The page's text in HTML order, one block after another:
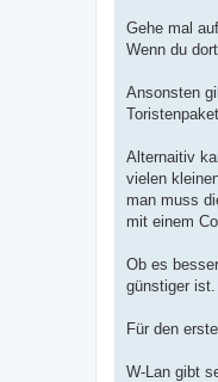
Gehe mal
Wenn du
Ansonsten
Alternaitiv
vielen
man muss
mit einem
Ob es
günstiger ist.
Für den
W-Lan gibt